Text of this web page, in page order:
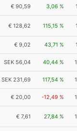
€ 90,59 3,06 %
€ 128,62 115,15 %
€ 9,02 43,71 %
SEK 56,04 40,44 %
SEK 231,69 117,54 %
€ 20,00 -12,49 %
€ 7,61 27,84 %